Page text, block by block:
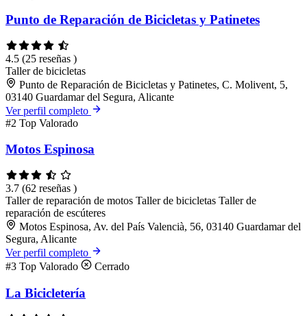
Punto de Reparación de Bicicletas y Patinetes
4.5 (25 reseñas )
Taller de bicicletas
Punto de Reparación de Bicicletas y Patinetes, C. Molivent, 5,
03140 Guardamar del Segura, Alicante
Ver perfil completo
#2 Top Valorado
Motos Espinosa
3.7 (62 reseñas )
Taller de reparación de motos Taller de bicicletas Taller de
reparación de escúteres
Motos Espinosa, Av. del País Valencià, 56, 03140 Guardamar del
Segura, Alicante
Ver perfil completo
#3 Top Valorado Cerrado
La Bicicletería